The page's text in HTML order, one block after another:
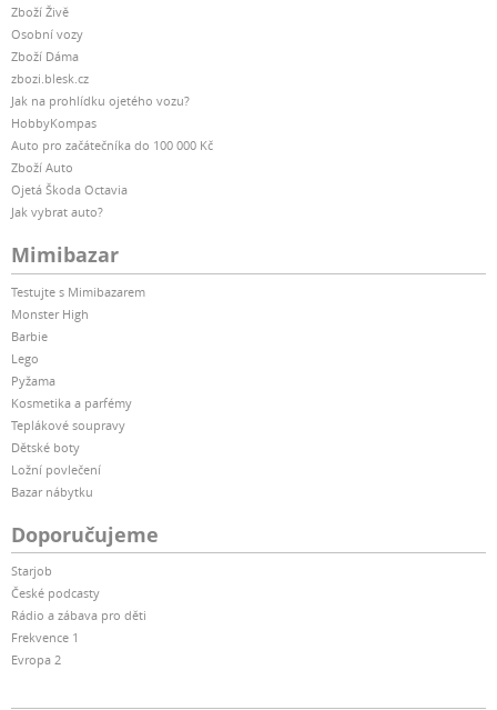
Zboží Živě
Osobní vozy
Zboží Dáma
zbozi.blesk.cz
Jak na prohlídku ojetého vozu?
HobbyKompas
Auto pro začátečníka do 100 000 Kč
Zboží Auto
Ojetá Škoda Octavia
Jak vybrat auto?
Mimibazar
Testujte s Mimibazarem
Monster High
Barbie
Lego
Pyžama
Kosmetika a parfémy
Teplákové soupravy
Dětské boty
Ložní povlečení
Bazar nábytku
Doporučujeme
Starjob
České podcasty
Rádio a zábava pro děti
Frekvence 1
Evropa 2